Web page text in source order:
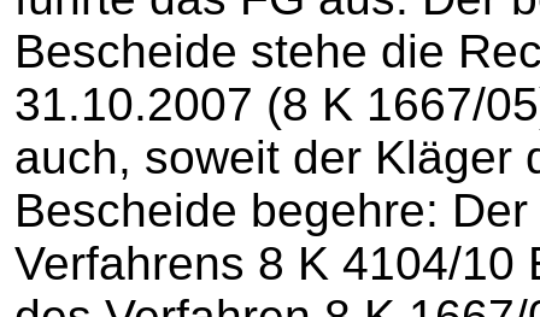
Bescheide stehe die
31.10.2007 (8 K 1667/
auch, soweit der Kläger
Bescheide begehre:
Verfahrens 8 K 4104/10